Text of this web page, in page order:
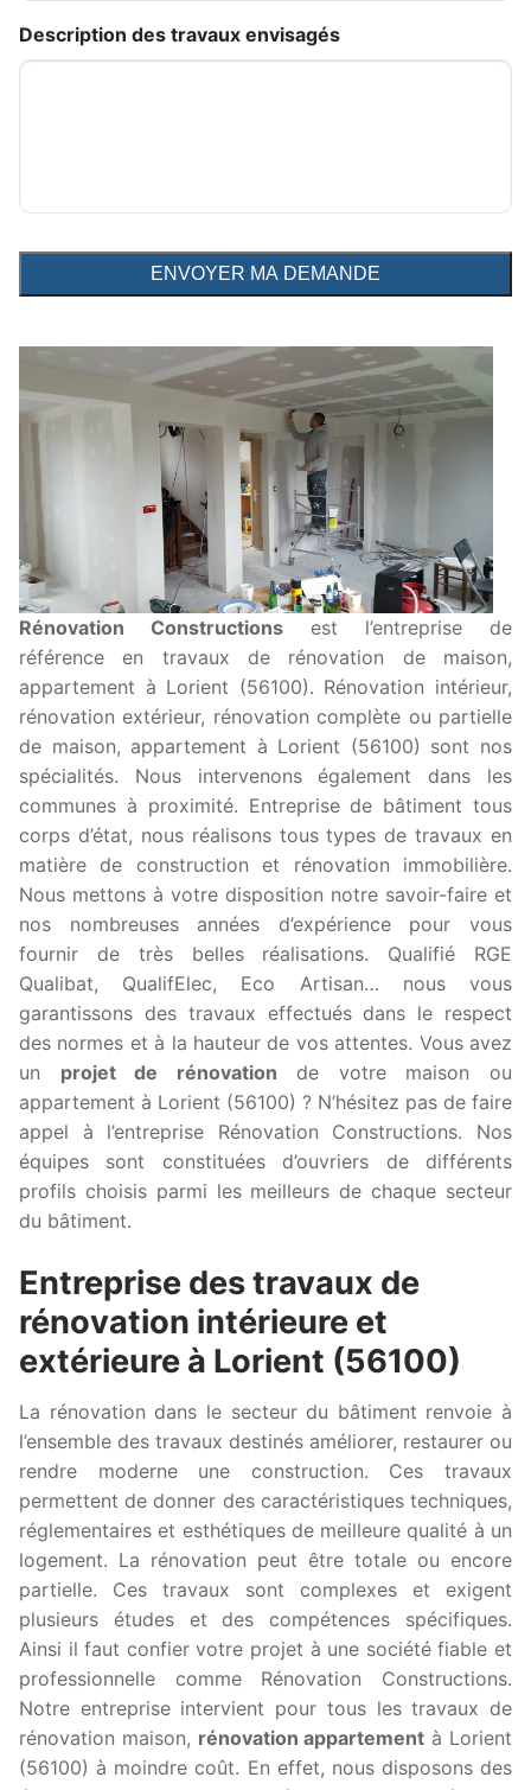
Description des travaux envisagés
Rénovation Constructions est l’entreprise de
référence en travaux de rénovation de maison,
appartement à Lorient (56100). Rénovation intérieur,
rénovation extérieur, rénovation complète ou partielle
de maison, appartement à Lorient (56100) sont nos
spécialités. Nous intervenons également dans les
communes à proximité. Entreprise de bâtiment tous
corps d’état, nous réalisons tous types de travaux en
matière de construction et rénovation immobilière.
Nous mettons à votre disposition notre savoir-faire et
nos nombreuses années d’expérience pour vous
fournir de très belles réalisations. Qualifié RGE
Qualibat, QualifElec, Eco Artisan… nous vous
garantissons des travaux effectués dans le respect
des normes et à la hauteur de vos attentes. Vous avez
un projet de rénovation de votre maison ou
appartement à Lorient (56100) ? N’hésitez pas de faire
appel à l’entreprise Rénovation Constructions. Nos
équipes sont constituées d’ouvriers de différents
profils choisis parmi les meilleurs de chaque secteur
du bâtiment.
Entreprise des travaux de
rénovation intérieure et
extérieure à Lorient (56100)
La rénovation dans le secteur du bâtiment renvoie à
l’ensemble des travaux destinés améliorer, restaurer ou
rendre moderne une construction. Ces travaux
permettent de donner des caractéristiques techniques,
réglementaires et esthétiques de meilleure qualité à un
logement. La rénovation peut être totale ou encore
partielle. Ces travaux sont complexes et exigent
plusieurs études et des compétences spécifiques.
Ainsi il faut confier votre projet à une société fiable et
professionnelle comme Rénovation Constructions.
Notre entreprise intervient pour tous les travaux de
rénovation maison, rénovation appartement à Lorient
(56100) à moindre coût. En effet, nous disposons des